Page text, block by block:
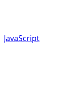
JavaScript